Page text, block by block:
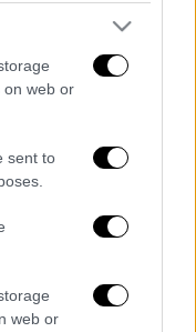
on web or
sent to
web or
του νεκρού
τα αίτια
σας ευθύνη. Το
σχόλια θα